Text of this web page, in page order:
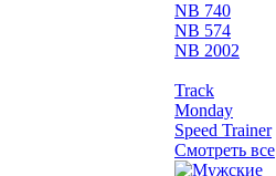
NB 740
NB 574
NB 2002
Track
Monday
Speed Trainer
Смотреть все